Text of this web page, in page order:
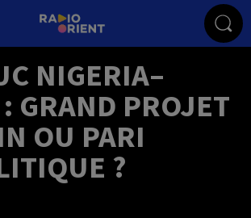
NIGERIA–
GRAND PROJET
OU PARI
?